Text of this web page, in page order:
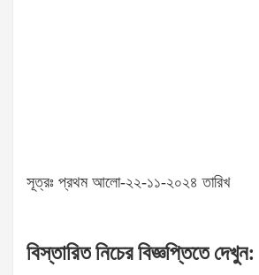
সূত্রঃ প্রথম আলো-২২-১১-২০২৪ তারিখ
বিস্তারিতনিচেরবিজ্ঞপ্তিতে দেখুন: